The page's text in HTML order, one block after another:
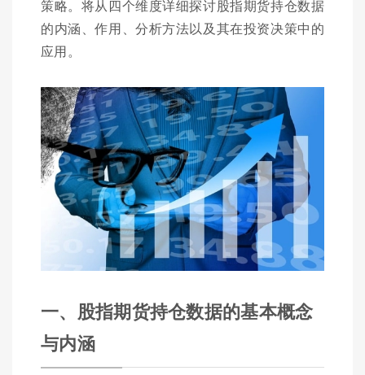
策略。将从四个维度详细探讨股指期货持仓数据
的内涵、作用、分析方法以及其在投资决策中的
应用。
一、股指期货持仓数据的基本概念
与内涵